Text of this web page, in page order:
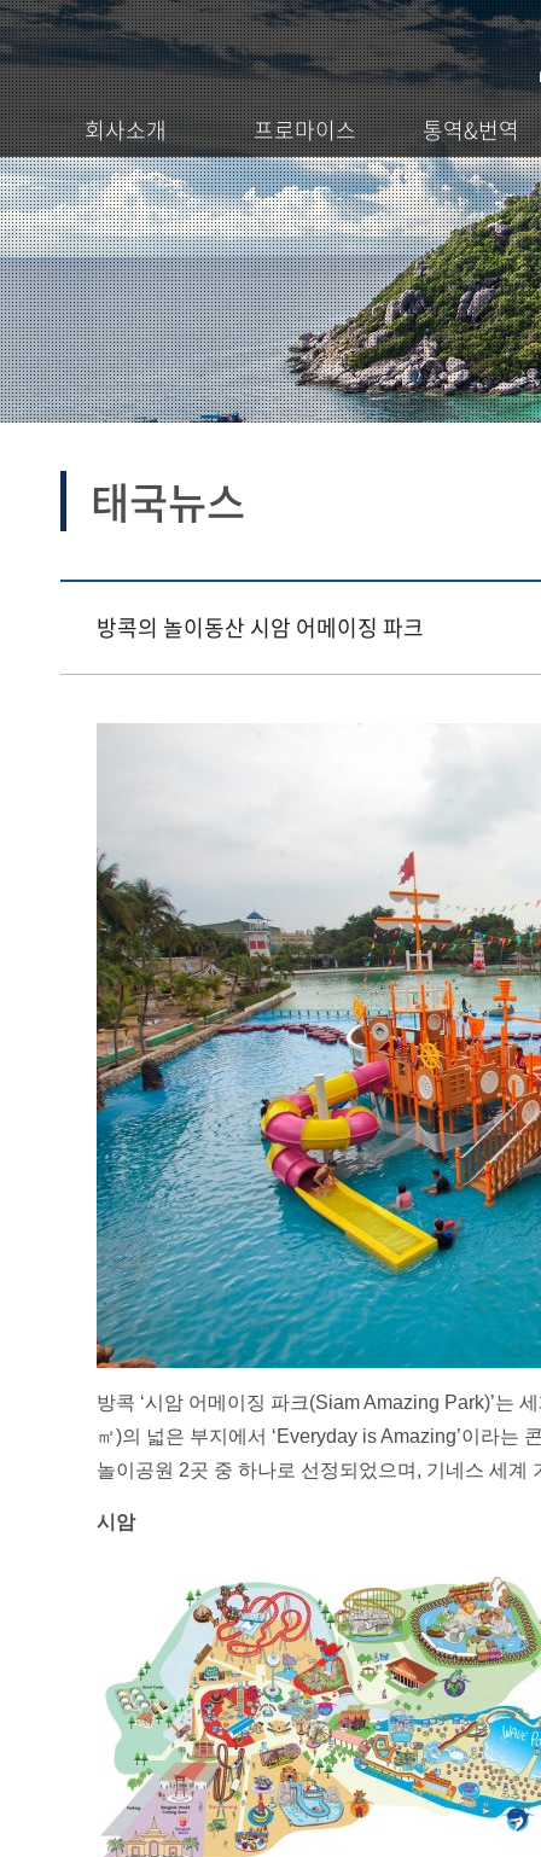
회사소개 프로마이스 통역&번역
태국뉴스
방콕의 놀이동산 시암 어메이징 파크
방콕 ‘시암 어메이징 파크(Siam Amazing Park)’는
㎡)의 넓은 부지에서 ‘Everyday is Amazing’이라는
놀이공원 2곳 중 하나로 선정되었으며, 기네스 세계
시암